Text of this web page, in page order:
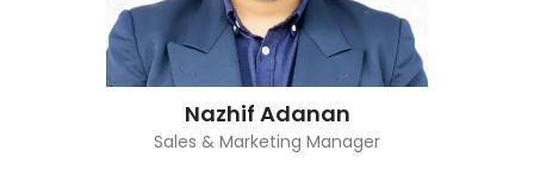
Nazhif Adanan
Sales & Marketing Manager